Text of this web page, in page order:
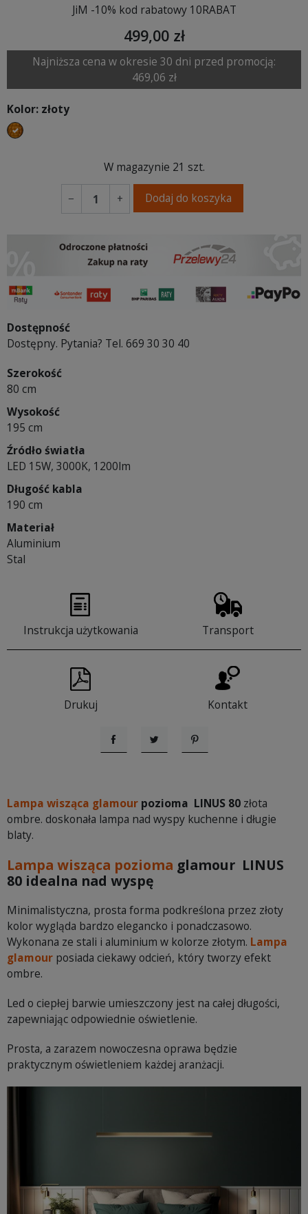
JiM -10% kod rabatowy 10RABAT
499,00 zł
Najniższa cena w okresie 30 dni przed promocją:
469,06 zł
Kolor: złoty
złoty
W magazynie 21 szt.
− + Dodaj do koszyka
Dostępność
Dostępny. Pytania? Tel. 669 30 30 40
Szerokość
80 cm
Wysokość
195 cm
Źródło światła
LED 15W, 3000K, 1200lm
Długość kabla
190 cm
Materiał
Aluminium
Stal
Instrukcja użytkowania Transport
Drukuj Kontakt
UdostępnijTweetujPinterest
Lampa wisząca glamour pozioma LINUS 80 złota
ombre. doskonała lampa nad wyspy kuchenne i długie
blaty.
Lampa wisząca pozioma glamour LINUS
80 idealna nad wyspę
Minimalistyczna, prosta forma podkreślona przez złoty
kolor wygląda bardzo elegancko i ponadczasowo.
Wykonana ze stali i aluminium w kolorze złotym. Lampa
glamour posiada ciekawy odcień, który tworzy efekt
ombre.
Led o ciepłej barwie umieszczony jest na całej długości,
zapewniając odpowiednie oświetlenie.
Prosta, a zarazem nowoczesna oprawa będzie
praktycznym oświetleniem każdej aranżacji.